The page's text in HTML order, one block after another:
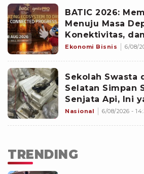
BATIC 2026:
Menuju Masa
Konektivitas,
Digital
Ekonomi Bisnis 6/08/
Sekolah Swasta
Selatan Simpan
Senjata Api, Ini
Polisi
Nasional 6/08/2026 -
TRENDING